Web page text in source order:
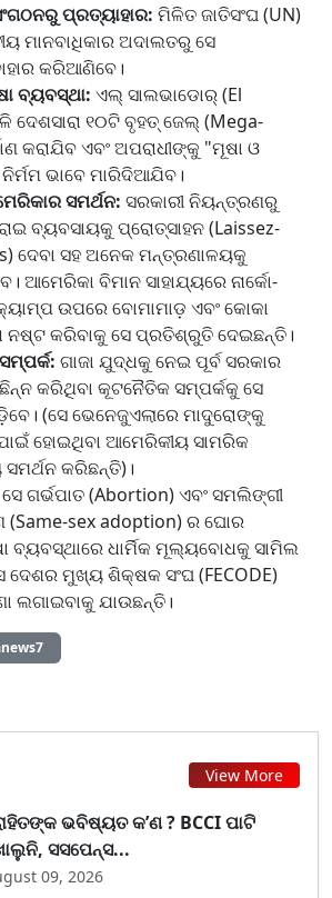
ପ୍ରତ୍ୟାହାର: ମିଳିତ ଜାତିସଂଘ (UN)
ମାନବାଧିକାର ଅଦାଲତରୁ ସେ
କରିଆଣିବେ।
ବ୍ୟବସ୍ଥା: ଏଲ୍ ସାଲଭାଡୋର୍ (El
ଦେଶସାରା ୧୦ଟି ବୃହତ୍ ଜେଲ୍ (Mega-
କରାଯିବ ଏବଂ ଅପରାଧୀଙ୍କୁ "ମୂଷା ଓ
ଭାବେ ମାରିଦିଆଯିବ।
ସମର୍ଥନ: ସରକାରୀ ନିୟନ୍ତ୍ରଣରୁ
ବ୍ୟବସାୟକୁ ପ୍ରୋତ୍ସାହନ (Laissez-
ଦେବା ସହ ଅନେକ ମନ୍ତ୍ରଣାଳୟକୁ
ଆମେରିକା ବିମାନ ସାହାଯ୍ୟରେ ନାର୍କୋ-
ଉପରେ ବୋମାମାଡ଼ ଏବଂ କୋକା
ନଷ୍ଟ କରିବାକୁ ସେ ପ୍ରତିଶ୍ରୁତି ଦେଇଛନ୍ତି।
ଗାଜା ଯୁଦ୍ଧକୁ ନେଇ ପୂର୍ବ ସରକାର
କରିଥିବା କୂଟନୈତିକ ସମ୍ପର୍କକୁ ସେ
(ସେ ଭେନେଜୁଏଲାରେ ମାଦୁରୋଙ୍କୁ
ହୋଇଥିବା ଆମେରିକୀୟ ସାମରିକ
କରିଛନ୍ତି)।
ସେ ଗର୍ଭପାତ (Abortion) ଏବଂ ସମଲିଙ୍ଗୀ
sex adoption) ର ଘୋର
ବ୍ୟବସ୍ଥାରେ ଧାର୍ମିକ ମୂଲ୍ୟବୋଧକୁ ସାମିଲ
ଦେଶର ମୁଖ୍ୟ ଶିକ୍ଷକ ସଂଘ (FECODE)
ଲଗାଇବାକୁ ଯାଉଛନ୍ତି।
View More
ଭବିଷ୍ୟତ କ’ଣ ? BCCI ପାଟି
ସସପେନ୍ସ...
09, 2026